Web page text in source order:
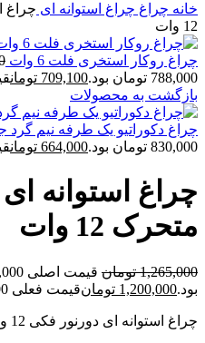
خانه چراغ چراغ استوانه ای چراغ
12 وات
چراغ روکار استخری فلت 6 وات 6RR
788,000 تومان بود.
709,100 تومان
بازگشت به محصولات
چراغ دکوراتیو یک طرفه نیم گرد
830,000 تومان بود.
664,000 تومان
چراغ استوانه ای
متحرک 12 وات
1,265,000 تومان
بود.1,200,000 تومانقیمت فعلی 1,200,000 تومان است.
چراغ استوانه ای دورنور فکی 12 وات COB لنزدار